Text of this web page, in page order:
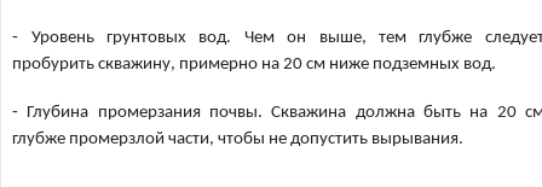
⁃ Уровень грунтовых вод. Чем он выше, тем глубже
пробурить скважину, примерно на 20 см ниже подземных вод.
⁃ Глубина промерзания почвы. Скважина должна быть на 20
глубже промерзлой части, чтобы не допустить вырывания.